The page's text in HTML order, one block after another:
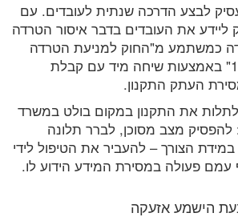
לבצע הדרכה שנתית לעובדים. עם
ליידע את העובדים בדבר איסור הטרדה
כמשתמע מ"החוק למניעת הטרדה
מינית התשנ"ח-1998" באמצעות שיחה מיד עם קבלת
העתק התקנון.
את התקנון במקום בולט במשרד
להפסיק מצב מסוכן, לברר תלונה
הצורך – להעביר את הטיפול לידי
עמם פעולה במסירת המידע הידוע לו.
הישמע אזעקה